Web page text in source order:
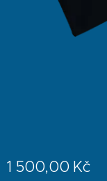
1 500,00 Kč